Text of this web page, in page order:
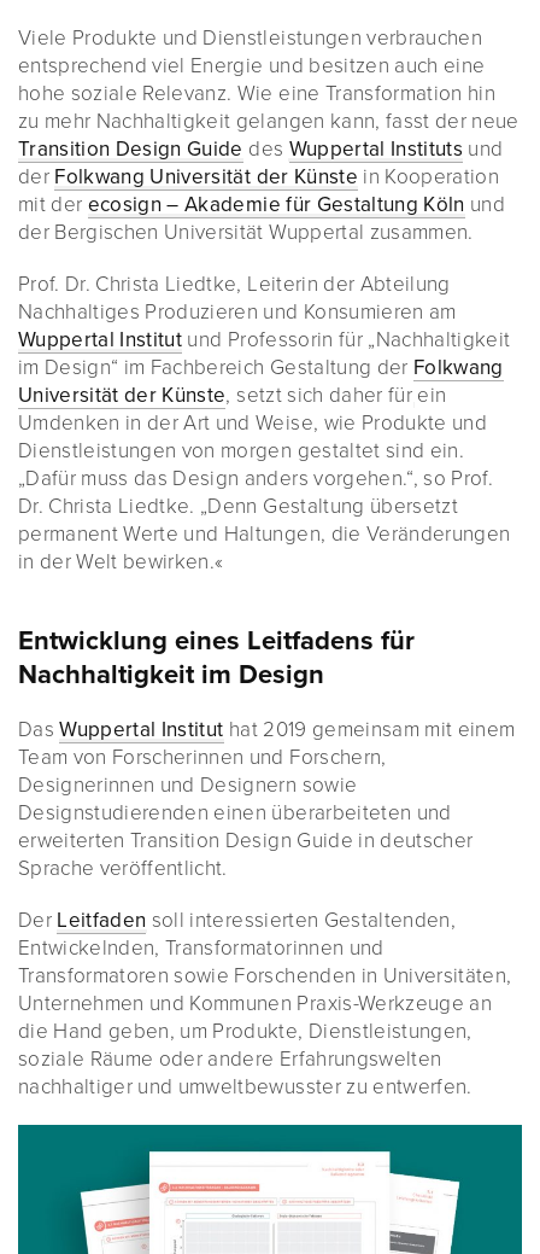
Viele Produkte und Dienstleistungen verbrauchen
entsprechend viel Energie und besitzen auch eine
hohe soziale Relevanz. Wie eine Transformation hin
zu mehr Nachhaltigkeit gelangen kann, fasst der neue
Transition Design Guide des Wuppertal Instituts und
der Folkwang Universität der Künste in Kooperation
mit der ecosign – Akademie für Gestaltung Köln und
der Bergischen Universität Wuppertal zusammen.
Prof. Dr. Christa Liedtke, Leiterin der Abteilung
Nachhaltiges Produzieren und Konsumieren am
Wuppertal Institut und Professorin für „Nachhaltigkeit
im Design“ im Fachbereich Gestaltung der Folkwang
Universität der Künste, setzt sich daher für ein
Umdenken in der Art und Weise, wie Produkte und
Dienstleistungen von morgen gestaltet sind ein.
„Dafür muss das Design anders vorgehen.“, so Prof.
Dr. Christa Liedtke. „Denn Gestaltung übersetzt
permanent Werte und Haltungen, die Veränderungen
in der Welt bewirken.«
Entwicklung eines Leitfadens für
Nachhaltigkeit im Design
DasWuppertal Institut hat 2019 gemeinsam mit einem
Team von Forscherinnen und Forschern,
Designerinnen und Designern sowie
Designstudierenden einen überarbeiteten und
erweiterten Transition Design Guide in deutscher
Sprache veröffentlicht.
Der Leitfaden soll interessierten Gestaltenden,
Entwickelnden, Transformatorinnen und
Transformatoren sowie Forschenden in Universitäten,
Unternehmen und Kommunen Praxis-Werkzeuge an
die Hand geben, um Produkte, Dienstleistungen,
soziale Räume oder andere Erfahrungswelten
nachhaltiger und umweltbewusster zu entwerfen.